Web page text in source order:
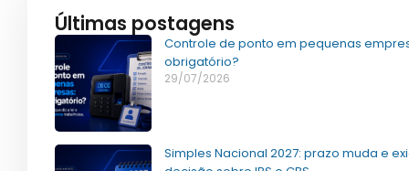
Últimas postagens
Controle de ponto em pequenas
obrigatório?
29/07/2026
Simples Nacional 2027: prazo muda e